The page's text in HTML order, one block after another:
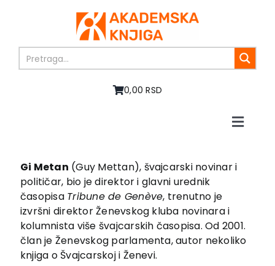
0,00 RSD
Toggle
O nama
Knjige
U pripremi
Akcija
Autori
Vesti
Gi Metan (Guy Mettan), švajcarski novinar i
političar, bio je direktor i glavni urednik
časopisa Tribune de Genève, trenutno je
izvršni direktor Ženevskog kluba novinara i
kolumnista više švajcarskih časopisa. Od 2001.
član je Ženevskog parlamenta, autor nekoliko
knjiga o Švajcarskoj i Ženevi.